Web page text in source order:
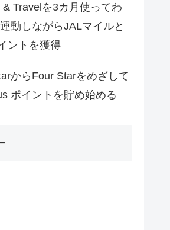
Travelを3カ月使ってわ
動しながらJALマイルと
ントを獲得
からFour Starをめざして
ポイントを貯め始める